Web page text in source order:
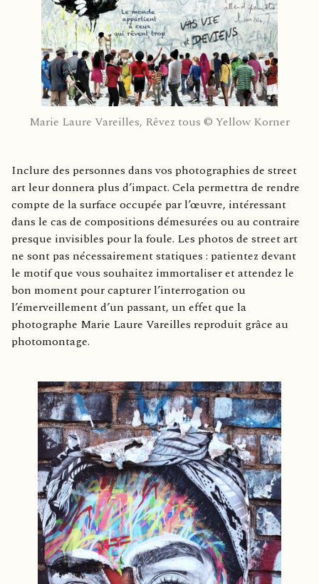
Marie Laure Vareilles, Rêvez tous © Yellow Korner
Inclure des personnes dans vos photographies de street
art leur donnera plus d’impact. Cela permettra de rendre
compte de la surface occupée par l’œuvre, intéressant
dans le cas de compositions démesurées ou au contraire
presque invisibles pour la foule. Les photos de street art
ne sont pas nécessairement statiques : patientez devant
le motif que vous souhaitez immortaliser et attendez le
bon moment pour capturer l’interrogation ou
l’émerveillement d’un passant, un effet que la
photographe Marie Laure Vareilles reproduit grâce au
photomontage.